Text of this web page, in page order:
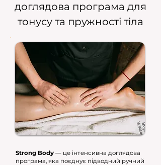
доглядова програма для
тонусу та пружності тіла
Strong Body — це інтенсивна доглядова
програма, яка поєднує підводний ручний